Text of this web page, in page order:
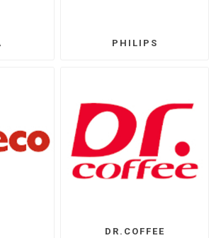
PHILIPS
DR.COFFEE